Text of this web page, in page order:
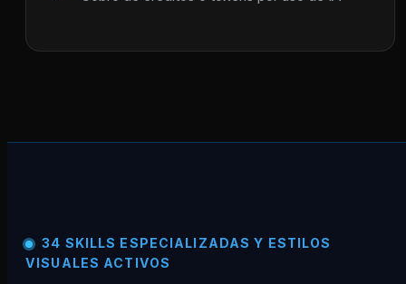
34 SKILLS ESPECIALIZADAS Y ESTILOS
VISUALES ACTIVOS